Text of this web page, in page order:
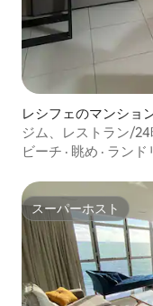
レシフェのマンショ
ジム、レストラン/
ビーチ · 眺め · ランド
スーパーホスト
スーパーホスト